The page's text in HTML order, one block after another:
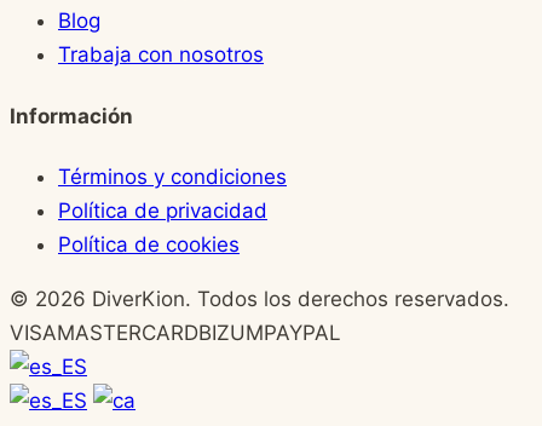
Blog
Trabaja con nosotros
Información
Términos y condiciones
Política de privacidad
Política de cookies
© 2026 DiverKion. Todos los derechos reservados.
VISAMASTERCARDBIZUMPAYPAL